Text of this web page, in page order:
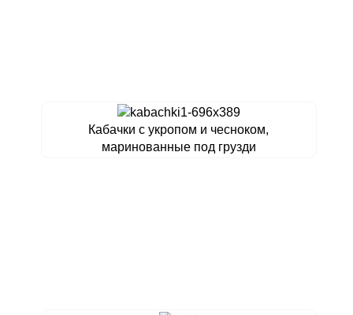
Кабачки с укропом и чесноком,
маринованные под грузди